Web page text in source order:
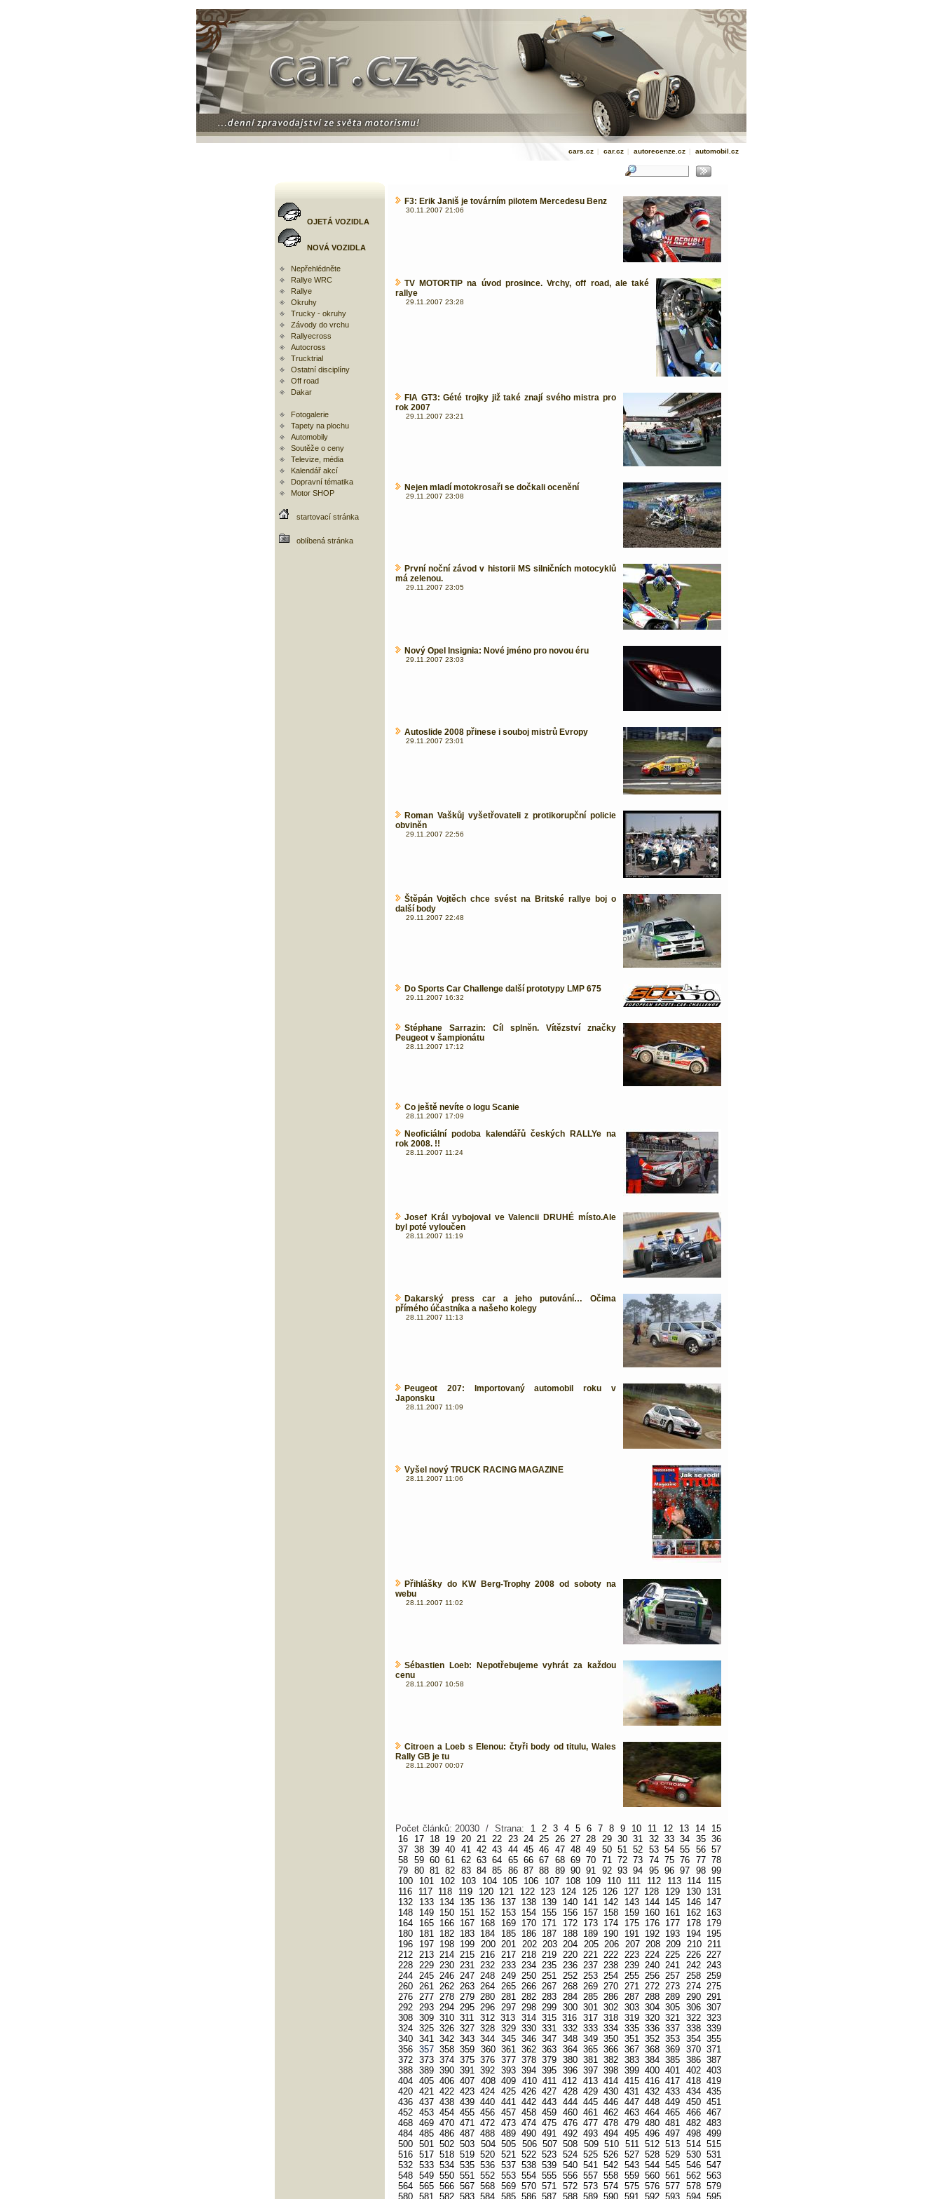
cars.cz | car.cz | autorecenze.cz | automobil.cz
OJETÁ VOZIDLA
NOVÁ VOZIDLA
Nepřehlédněte
Rallye WRC
Rallye
Okruhy
Trucky - okruhy
Závody do vrchu
Rallyecross
Autocross
Trucktrial
Ostatní disciplíny
Off road
Dakar
Fotogalerie
Tapety na plochu
Automobily
Soutěže o ceny
Televize, média
Kalendář akcí
Dopravní tématika
Motor SHOP
startovací stránka
oblíbená stránka
F3: Erik Janiš je továrním pilotem Mercedesu Benz
30.11.2007 21:06
TV MOTORTIP na úvod prosince. Vrchy, off road, ale také
rallye
29.11.2007 23:28
FIA GT3: Gété trojky již také znají svého mistra pro
rok 2007
29.11.2007 23:21
Nejen mladí motokrosaři se dočkali ocenění
29.11.2007 23:08
První noční závod v historii MS silničních motocyklů
má zelenou.
29.11.2007 23:05
Nový Opel Insignia: Nové jméno pro novou éru
29.11.2007 23:03
Autoslide 2008 přinese i souboj mistrů Evropy
29.11.2007 23:01
Roman Vaškůj vyšetřovateli z protikorupční policie
obviněn
29.11.2007 22:56
Štěpán Vojtěch chce svést na Britské rallye boj o
další body
29.11.2007 22:48
Do Sports Car Challenge další prototypy LMP 675
29.11.2007 16:32
Stéphane Sarrazin: Cíl splněn. Vítězství značky
Peugeot v šampionátu
28.11.2007 17:12
Co ještě nevíte o logu Scanie
28.11.2007 17:09
Neoficiální podoba kalendářů českých RALLYe na
rok 2008. !!
28.11.2007 11:24
Josef Král vybojoval ve Valencii DRUHÉ místo.Ale
byl poté vyloučen
28.11.2007 11:19
Dakarský press car a jeho putování… Očima
přímého účastníka a našeho kolegy
28.11.2007 11:13
Peugeot 207: Importovaný automobil roku v
Japonsku
28.11.2007 11:09
Vyšel nový TRUCK RACING MAGAZINE
28.11.2007 11:06
Přihlášky do KW Berg-Trophy 2008 od soboty na
webu
28.11.2007 11:02
Sébastien Loeb: Nepotřebujeme vyhrát za každou
cenu
28.11.2007 10:58
Citroen a Loeb s Elenou: čtyři body od titulu, Wales
Rally GB je tu
28.11.2007 00:07
Počet článků: 20030 / Strana: 1 2 3 4 5 6 7 8 9 10 11 12 13 14
15
16
17 18 19 20 21 22 23 24 25 26 27 28 29 30 31 32 33 34 35 36
37 38 39 40 41 42 43 44 45 46 47 48 49 50 51 52 53 54 55 56 57
58 59 60 61 62 63 64 65 66 67 68 69 70 71 72 73 74 75 76 77 78
79 80 81 82 83 84 85 86 87 88 89 90 91 92 93 94 95 96 97 98 99
100
101 102 103 104 105 106 107 108 109 110 111 112 113 114
115
116
117 118 119 120 121 122 123 124 125 126 127 128 129 130
131
132
133 134 135 136 137 138 139 140 141 142 143 144 145 146
147
148
149 150 151 152 153 154 155 156 157 158 159 160 161 162
163
164
165 166 167 168 169 170 171 172 173 174 175 176 177 178
179
180
181 182 183 184 185 186 187 188 189 190 191 192 193 194
195
196
197 198 199 200 201 202 203 204 205 206 207 208 209 210 211
212 213 214 215 216 217 218 219 220 221 222 223 224 225 226 227
228 229 230 231 232 233 234 235 236 237 238 239 240 241 242 243
244 245 246 247 248 249 250 251 252 253 254 255 256 257 258 259
260 261 262 263 264 265 266 267 268 269 270 271 272 273 274 275
276 277 278 279 280 281 282 283 284 285 286 287 288 289 290 291
292 293 294 295 296 297 298 299 300 301 302 303 304 305 306 307
308 309 310 311 312 313 314 315 316 317 318 319 320 321 322 323
324 325 326 327 328 329 330 331 332 333 334 335 336 337 338 339
340 341 342 343 344 345 346 347 348 349 350 351 352 353 354 355
356 357 358 359 360 361 362 363 364 365 366 367 368 369 370 371
372 373 374 375 376 377 378 379 380 381 382 383 384 385 386 387
388 389 390 391 392 393 394 395 396 397 398 399 400 401 402 403
404 405 406 407 408 409 410 411 412 413 414 415 416 417 418 419
420 421 422 423 424 425 426 427 428 429 430 431 432 433 434 435
436 437 438 439 440 441 442 443 444 445 446 447 448 449 450 451
452 453 454 455 456 457 458 459 460 461 462 463 464 465 466 467
468 469 470 471 472 473 474 475 476 477 478 479 480 481 482 483
484 485 486 487 488 489 490 491 492 493 494 495 496 497 498 499
500 501 502 503 504 505 506 507 508 509 510 511 512 513 514 515
516 517 518 519 520 521 522 523 524 525 526 527 528 529 530 531
532 533 534 535 536 537 538 539 540 541 542 543 544 545 546 547
548 549 550 551 552 553 554 555 556 557 558 559 560 561 562 563
564 565 566 567 568 569 570 571 572 573 574 575 576 577 578 579
580 581 582 583 584 585 586 587 588 589 590 591 592 593 594 595